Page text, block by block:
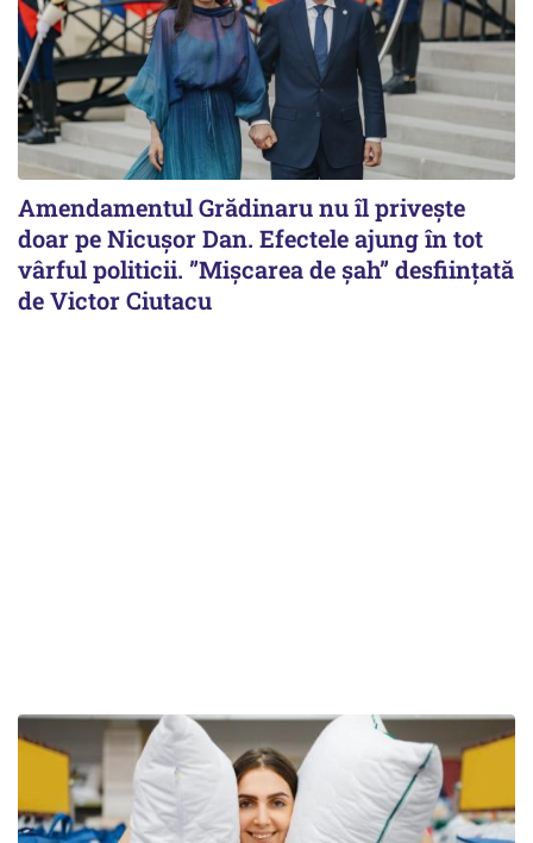
Amendamentul Grădinaru nu îl privește
doar pe Nicușor Dan. Efectele ajung în tot
vârful politicii. ”Mișcarea de șah” desființată
de Victor Ciutacu